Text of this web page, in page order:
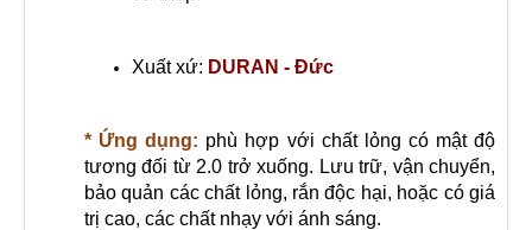
Xuất xứ: DURAN - Đức
* Ứng dụng: phù hợp với chất lỏng có mật độ
tương đối từ 2.0 trở xuống. Lưu trữ, vận chuyển,
bảo quản các chất lỏng, rắn độc hại, hoặc có giá
trị cao, các chất nhạy với ánh sáng.